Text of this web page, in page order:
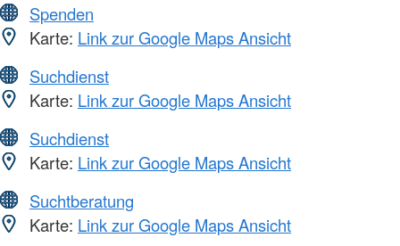
Spenden
Karte: Link zur Google Maps Ansicht
Suchdienst
Karte: Link zur Google Maps Ansicht
Suchdienst
Karte: Link zur Google Maps Ansicht
Suchtberatung
Karte: Link zur Google Maps Ansicht